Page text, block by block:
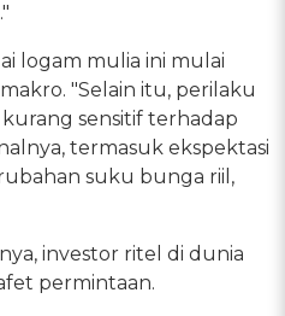
logam mulia ini mulai
"Selain itu, perilaku
sensitif terhadap
termasuk ekspektasi
suku bunga riil,
investor ritel di dunia
permintaan.